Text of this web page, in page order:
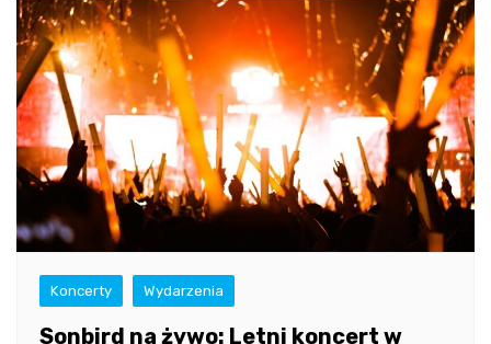
Koncerty Wydarzenia
Sonbird na żywo: Letni koncert w